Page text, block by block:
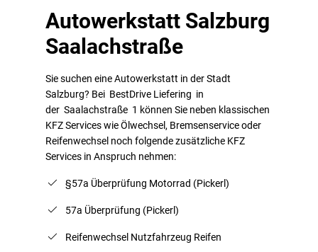
Autowerkstatt Salzburg
Saalachstraße
Sie suchen eine Autowerkstatt in der Stadt
Salzburg? Bei BestDrive Liefering in
der Saalachstraße 1 können Sie neben klassischen
KFZ Services wie Ölwechsel, Bremsenservice oder
Reifenwechsel noch folgende zusätzliche KFZ
Services in Anspruch nehmen:
§57a Überprüfung Motorrad (Pickerl)
57a Überprüfung (Pickerl)
Reifenwechsel Nutzfahrzeug Reifen